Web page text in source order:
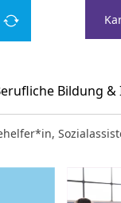
Bildung